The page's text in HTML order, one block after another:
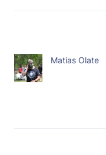
Matías Olate